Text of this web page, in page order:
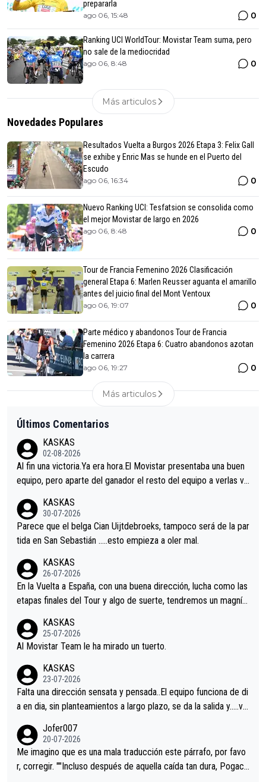
prepararla
ago 06, 15:48 0
Ranking UCI WorldTour: Movistar Team suma, pero
no sale de la mediocridad
ago 06, 8:48 0
Más articulos
Novedades Populares
Resultados Vuelta a Burgos 2026 Etapa 3: Felix Gall
se exhibe y Enric Mas se hunde en el Puerto del
Escudo
ago 06, 16:34 0
Nuevo Ranking UCI: Tesfatsion se consolida como
el mejor Movistar de largo en 2026
ago 06, 8:48 0
Tour de Francia Femenino 2026 Clasificación
general Etapa 6: Marlen Reusser aguanta el amarillo
antes del juicio final del Mont Ventoux
ago 06, 19:07 0
Parte médico y abandonos Tour de Francia
Femenino 2026 Etapa 6: Cuatro abandonos azotan
la carrera
ago 06, 19:27 0
Más articulos
Últimos Comentarios
KASKAS
02-08-2026
Al fin una victoria.Ya era hora.El Movistar presentaba una buen
equipo, pero aparte del ganador el resto del equipo a verlas ve
s.La única buena noticia es la mejoría de Enric Más en San Seb
astian.Si en la Vuelta a Burgos sigue la mejoría, podríamos ten
er alguna sorpresa en la Vuelta.Ojalá.
KASKAS
30-07-2026
Parece que el belga Cian Uijtdebroeks, tampoco será de la par
tida en San Sebastián …..esto empieza a oler mal.
KASKAS
26-07-2026
En la Vuelta a España, con una buena dirección, lucha como las
etapas finales del Tour y algo de suerte, tendremos un magnífi
KASKAS
25-07-2026
Al Movistar Team le ha mirado un tuerto.
KASKAS
23-07-2026
Falta una dirección sensata y pensada..El equipo funciona de di
a en dia, sin planteamientos a largo plazo, se da la salida y…..ve
Minguez, Velez etc etc.Me da pena vivir estos momentos tan
tristes sin victorias.
Jofer007
20-07-2026
Me imagino que es una mala traducción este párrafo, por favo
r, corregir. ""Incluso después de aquella caída tan dura, Pogaca